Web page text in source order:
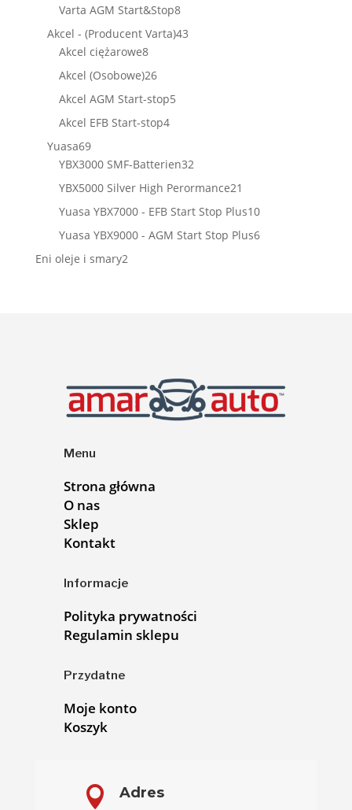
produkty
Varta AGM Start&Stop88
produktów
Akcel - (Producent Varta)4343
Akcel ciężarowe88
produktów
Akcel (Osobowe)2626
produktów
Akcel AGM Start-stop55
Akcel EFB Start-stop44
Yuasa6969
produktów
YBX3000 SMF-Batterien3232
produkty
YBX5000 Silver High Perormance21
produktów
Yuasa YBX7000 - EFB Start Stop Plus1010
produktów
Yuasa YBX9000 - AGM Start Stop Plus66
Eni oleje i smary22
Menu
Strona główna
O nas
Sklep
Kontakt
Informacje
Polityka prywatności
Regulamin sklepu
Przydatne
Moje konto
Koszyk
 Adres